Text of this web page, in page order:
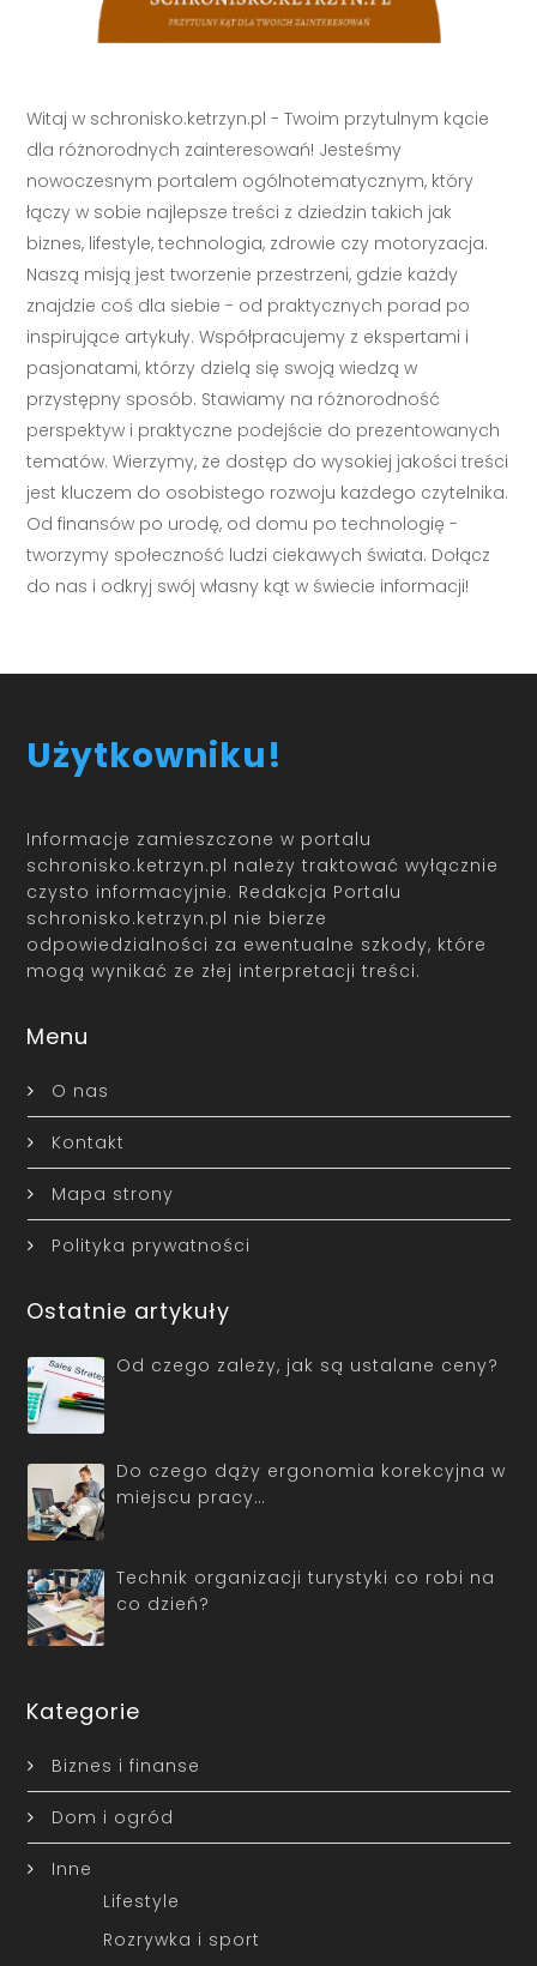
Witaj w schronisko.ketrzyn.pl - Twoim przytulnym kącie
dla różnorodnych zainteresowań! Jesteśmy
nowoczesnym portalem ogólnotematycznym, który
łączy w sobie najlepsze treści z dziedzin takich jak
biznes, lifestyle, technologia, zdrowie czy motoryzacja.
Naszą misją jest tworzenie przestrzeni, gdzie każdy
znajdzie coś dla siebie - od praktycznych porad po
inspirujące artykuły. Współpracujemy z ekspertami i
pasjonatami, którzy dzielą się swoją wiedzą w
przystępny sposób. Stawiamy na różnorodność
perspektyw i praktyczne podejście do prezentowanych
tematów. Wierzymy, że dostęp do wysokiej jakości treści
jest kluczem do osobistego rozwoju każdego czytelnika.
Od finansów po urodę, od domu po technologię -
tworzymy społeczność ludzi ciekawych świata. Dołącz
do nas i odkryj swój własny kąt w świecie informacji!
Użytkowniku!
Informacje zamieszczone w portalu
schronisko.ketrzyn.pl należy traktować wyłącznie
czysto informacyjnie. Redakcja Portalu
schronisko.ketrzyn.pl nie bierze
odpowiedzialności za ewentualne szkody, które
mogą wynikać ze złej interpretacji treści.
Menu
O nas
Kontakt
Mapa strony
Polityka prywatności
Ostatnie artykuły
Od czego zależy, jak są ustalane ceny?
Do czego dąży ergonomia korekcyjna w
miejscu pracy…
Technik organizacji turystyki co robi na
co dzień?
Kategorie
Biznes i finanse
Dom i ogród
Inne
Lifestyle
Rozrywka i sport